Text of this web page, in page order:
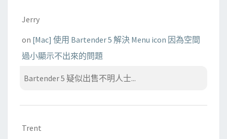
Jerry
on [Mac] 使用 Bartender 5 解決 Menu icon 因為空間
過小顯示不出來的問題
Bartender 5 疑似出售不明人士...
Trent